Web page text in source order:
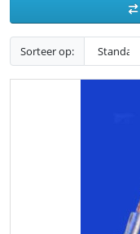
Sorteer op: